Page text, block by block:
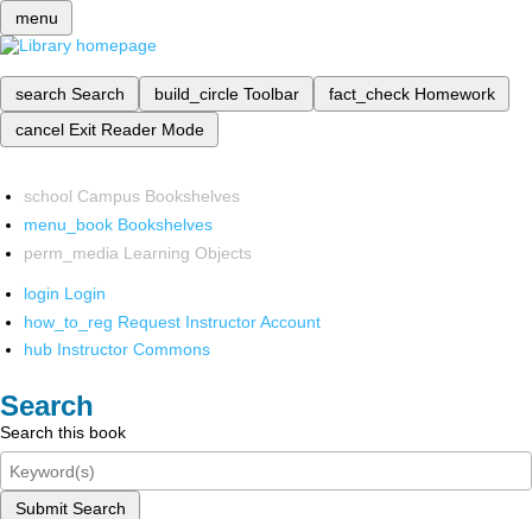
menu
search Search build_circle Toolbar fact_check Homework
cancel Exit Reader Mode
school Campus Bookshelves
menu_book Bookshelves
perm_media Learning Objects
login Login
how_to_reg Request Instructor Account
hub Instructor Commons
Search
Search this book
Submit Search